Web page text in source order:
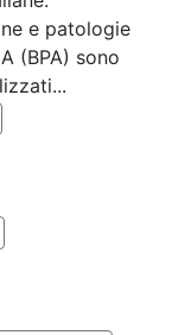
e patologie
(BPA) sono